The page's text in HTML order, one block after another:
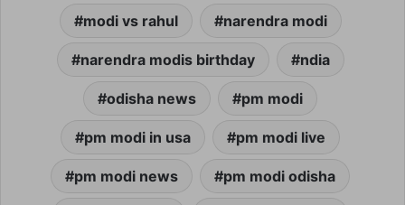
modi vs rahul narendra modi
narendra modis birthday ndia
odisha news pm modi
pm modi in usa pm modi live
pm modi news pm modi odisha